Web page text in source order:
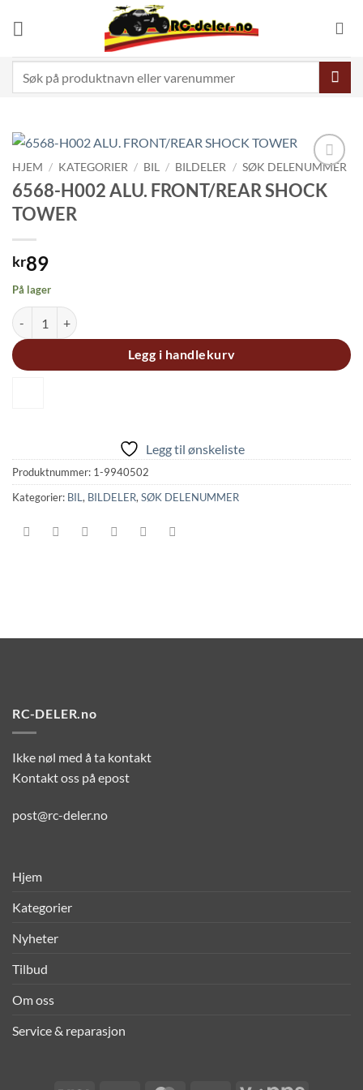
etter:
Legg til
ønskeliste
HJEM / KATEGORIER / BIL / BILDELER / SØK DELENUMMER
6568-H002 ALU. FRONT/REAR SHOCK
TOWER
kr89
På lager
6568-H002 ALU. FRONT/REAR SHOCK TOWER antall
Legg i handlekurv
Legg til ønskeliste
Produktnummer: 1-9940502
Kategorier: BIL , BILDELER, SØK DELENUMMER
RC-DELER.no
Ikke nøl med å ta kontakt
Kontakt oss på epost
post@rc-deler.no
Hjem
Kategorier
Nyheter
Tilbud
Om oss
Service & reparasjon